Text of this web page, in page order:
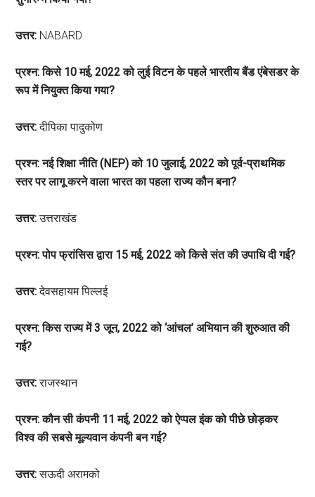
उत्तर: NABARD
प्रश्न: किसे 10 मई, 2022 को लुई विटन के पहले भारतीय बैंड एंबेसडर के
रूप में नियुक्त किया गया?
उत्तर:दीपिका पादुकोण
प्रश्न: नई शिक्षा नीति (NEP) को 10 जुलाई, 2022 को पूर्व-प्राथमिक
स्तर पर लागू करने वाला भारत का पहला राज्य कौन बना?
उत्तर:उत्तराखंड
प्रश्न: पोप फ्रांसिस द्वारा 15 मई, 2022 को किसे संत की उपाधि दी गई?
उत्तर:देवसहायम पिल्लई
प्रश्न: किस राज्य में 3 जून, 2022 को ‘आंचल’ अभियान की शुरुआत की
गई?
उत्तर:राजस्थान
प्रश्न: कौन सी कंपनी 11 मई, 2022 को ऐप्पल इंक को पीछे छोड़कर
विश्व की सबसे मूल्यवान कंपनी बन गई?
उत्तर:सऊदी अरामको